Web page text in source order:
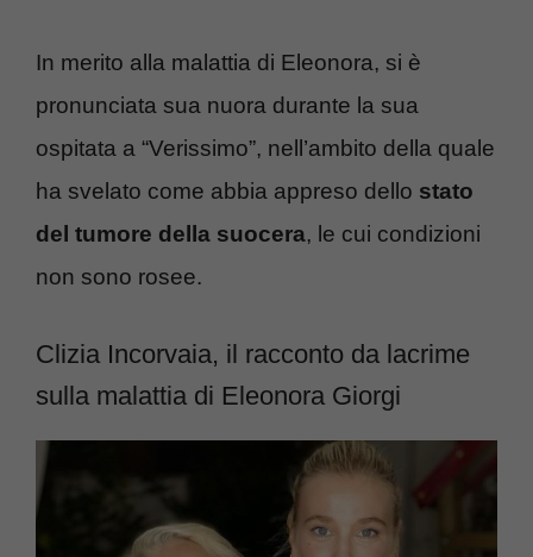
In merito alla malattia di Eleonora, si è
pronunciata sua nuora durante la sua
ospitata a “Verissimo”, nell’ambito della quale
ha svelato come abbia appreso dello stato
del tumore della suocera, le cui condizioni
non sono rosee.
Clizia Incorvaia, il racconto da lacrime
sulla malattia di Eleonora Giorgi